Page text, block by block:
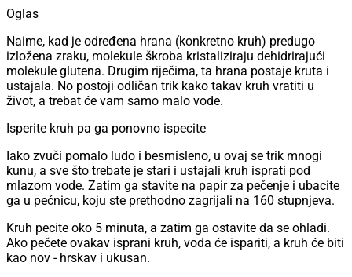
Oglas
Naime, kad je određena hrana (konkretno kruh) predugo
izložena zraku, molekule škroba kristaliziraju dehidrirajući
molekule glutena. Drugim riječima, ta hrana postaje kruta i
ustajala. No postoji odličan trik kako takav kruh vratiti u
život, a trebat će vam samo malo vode.
Isperite kruh pa ga ponovno ispecite
Iako zvuči pomalo ludo i besmisleno, u ovaj se trik mnogi
kunu, a sve što trebate je stari i ustajali kruh isprati pod
mlazom vode. Zatim ga stavite na papir za pečenje i ubacite
ga u pećnicu, koju ste prethodno zagrijali na 160 stupnjeva.
Kruh pecite oko 5 minuta, a zatim ga ostavite da se ohladi.
Ako pečete ovakav isprani kruh, voda će ispariti, a kruh će biti
kao nov - hrskav i ukusan.